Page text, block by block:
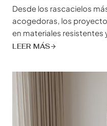
Desde los rascacielos
acogedoras, los
en materiales resistentes
para la construcción, que
proporciona la
que exigen
un contratista
mundo de la
LEER MÁS